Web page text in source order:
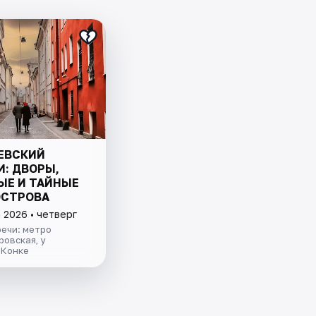
ДВОРЫ,
И ТАЙНЫЕ
2026 • четверг
метро
у